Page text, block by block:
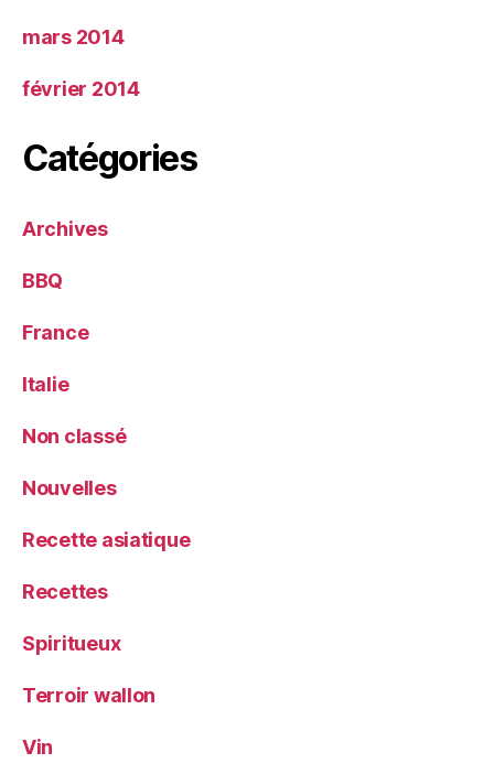
mars 2014
février 2014
Catégories
Archives
BBQ
France
Italie
Non classé
Nouvelles
Recette asiatique
Recettes
Spiritueux
Terroir wallon
Vin